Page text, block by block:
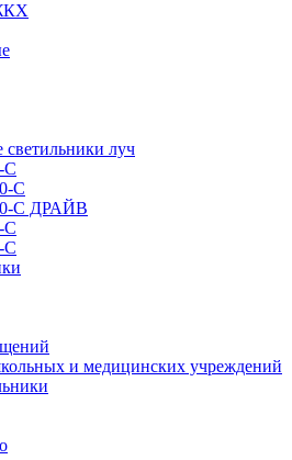
светильники луч
С
С
С ДРАЙВ
С
С
и медицинских учреждений